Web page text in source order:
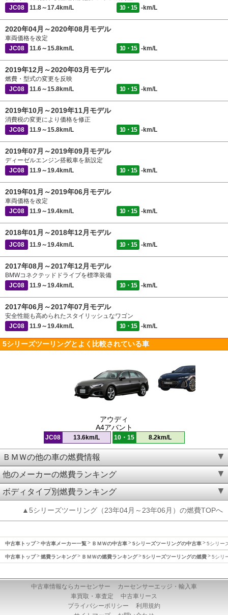
JC08
11.8～17.4km/L 10・15 -km/L
2020年04月～2020年08月モデル
車両価格を改定
JC08
11.6～15.8km/L 10・15 -km/L
2019年12月～2020年03月モデル
燃費・型式の変更を反映
JC08
11.6～15.8km/L 10・15 -km/L
2019年10月～2019年11月モデル
消費税の変更により価格を修正
JC08
11.9～15.8km/L 10・15 -km/L
2019年07月～2019年09月モデル
ディーゼルエンジン搭載車を新設定
JC08
11.9～19.4km/L 10・15 -km/L
2019年01月～2019年06月モデル
車両価格を改定
JC08
11.9～19.4km/L 10・15 -km/L
2018年01月～2018年12月モデル
JC08 11.9～19.4km/L 10・15 -km/L
2017年08月～2017年12月モデル
BMWコネクテッドドライブを標準装備
JC08
11.9～19.4km/L 10・15 -km/L
2017年06月～2017年07月モデル
安全性能も高められたスタイリッシュなワゴン
JC08
11.9～19.4km/L 10・15 -km/L
5シリーズツーリングとよく比較されている車
アウディ
A4アバント
JC08 13.6km/L 10・15 8.2km/L
ＢＭＷの他の車の燃費情報
他のメーカーの燃費ランキング
ボディタイプ別燃費ランキング
▲5シリーズツーリング（23年04月～23年06月）の燃費TOPへ
中古車トップ 中古車メーカー一覧 ＢＭＷの中古車 5シリーズツーリングの中古車 5シリー
中古車トップ 燃費ランキング ＢＭＷの燃費ランキング 5シリーズツーリングの燃費 5シリ
中古車情報ならカーセンサー
カーセンサーエッジ・輸入車
車買取・車査定
中古車リース
プライバシーポリシー
利用規約